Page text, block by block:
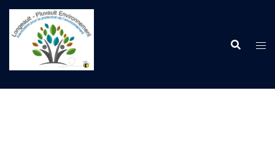
Aller
contenu